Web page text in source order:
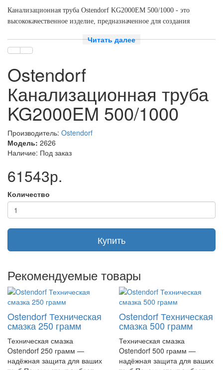
Канализационная труба Ostendorf KG2000EM 500/1000 - это
высококачественное изделие, предназначенное для создания
полипропилена, что обеспечивает ей высокую прочность и
устойчивость к механическим повреждениям.
Трубы и фитинги для наружной канализации из
минерализованного полипропилена (PP-MD). В основу
производственного процесса положены общие требования к
трубам и фитингам для подземной прокладки
канализационных каналов и трубопроводов по DIN EN 476,
Область применения:
Подземные канализационные каналы и трубопроводы, а
Трубы устойчивы к обычным сточным водам (pH 2 – pH
12).
Основные характеристики трубы:
Цвет – Майская зелень
Страна бренда – Германия
Страна-производитель – Германия
MD)
Макс. рабочая температура, °C – +90
Макс. рабочее давление, бар – 3
Класс жесткости – SN10
Серия бренда – KG2000EM
Читать далее
Ostendorf
Канализационная труба
KG2000EM 500/1000
Производитель: Ostendorf
Модель: 2626
Наличие: Под заказ
61543р.
Количество
Купить
Рекомендуемые товары
Ostendorf Техническая
смазка 250 грамм
Техническая смазка
Ostendorf 250 грамм —
надёжная защита для ваших
Ostendorf Техническая
смазка 500 грамм
Техническая смазка
Ostendorf 500 грамм —
надёжная защита для ваших